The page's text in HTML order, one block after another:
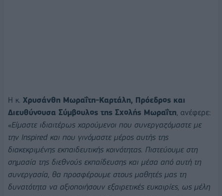
Η κ. Χρυσάνθη Μωραΐτη-Καρτάλη, Πρόεδρος και
Διευθύνουσα Σύμβουλος της Σχολής Μωραΐτη , ανέφερε:
«Είμαστε ιδιαιτέρως χαρούμενοι που συνεργαζόμαστε με
την Inspired και που γινόμαστε μέρος αυτής της
διακεκριμένης εκπαιδευτικής κοινότητας. Πιστεύουμε στη
σημασία της διεθνούς εκπαίδευσης και μέσα από αυτή τη
συνεργασία, θα προσφέρουμε στους μαθητές μας τη
δυνατότητα να αξιοποιήσουν εξαιρετικές ευκαιρίες, ως μέλη